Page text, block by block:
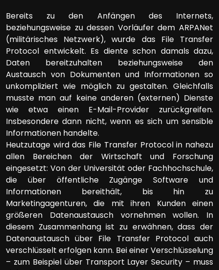
Bereits zu den Anfängen des Internets,
beziehungsweise zu dessen Vorläufer dem ARPANet
(militärisches Netzwerk), wurde das File Transfer
Protocol entwickelt. Es diente schon damals dazu,
Daten bereitzuhalten beziehungsweise den
Austausch von Dokumenten und Informationen so
unkompliziert wie möglich zu gestalten. Gleichfalls
musste man auf keine anderen (externen) Dienste
wie etwa einen E-Mail-Provider zurückgreifen.
Insbesondere dann nicht, wenn es sich um sensible
Informationen handelte.
Heutzutage wird das File Transfer Protocol in nahezu
allen Bereichen der Wirtschaft und Forschung
eingesetzt: Von der Universität oder Fachhochschule,
die über öffentliche Zugänge Software und
Informationen bereithält, bis hin zu
Marketingagenturen, die mit ihren Kunden einen
größeren Datenaustausch vornehmen wollen. In
diesem Zusammenhang ist zu erwähnen, dass der
Datenaustausch über File Transfer Protocol auch
verschlüsselt erfolgen kann. Bei einer Verschlüsselung
– zum Beispiel über Transport Layer Security – muss